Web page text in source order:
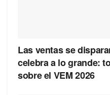
Las ventas se
celebra a lo grande:
sobre el VEM 2026